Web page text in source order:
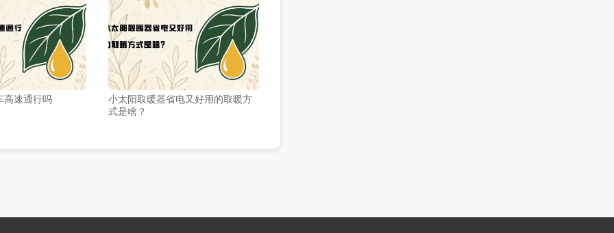
高速通行吗
小太阳取暖器省电又好用的取暖方
式是啥？